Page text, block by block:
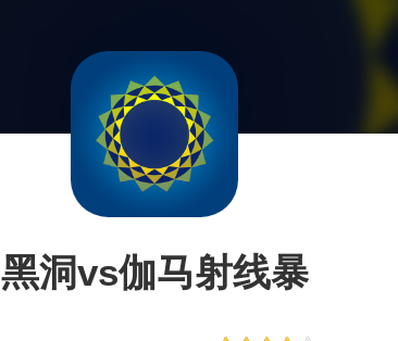
黑洞vs伽马射线暴